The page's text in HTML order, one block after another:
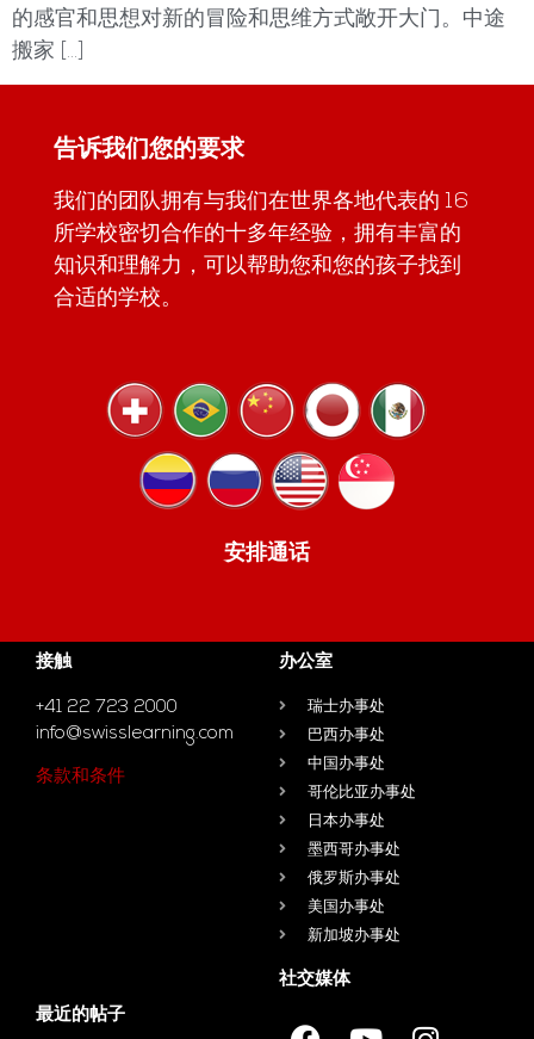
的感官和思想对新的冒险和思维方式敞开大门。中途
搬家 […]
告诉我们您的要求
我们的团队拥有与我们在世界各地代表的 16
所学校密切合作的十多年经验，拥有丰富的
知识和理解力，可以帮助您和您的孩子找到
合适的学校。
安排通话
接触
+41 22 723 2000
info@swisslearning.com
条款和条件
办公室
瑞士办事处
巴西办事处
中国办事处
哥伦比亚办事处
日本办事处
墨西哥办事处
俄罗斯办事处
美国办事处
新加坡办事处
最近的帖子
社交媒体